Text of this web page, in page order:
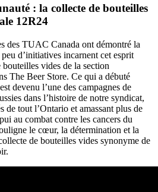
: la collecte de bouteilles
12R24
des TUAC Canada ont démontré la
d’initiatives incarnent cet esprit
vides de la section
The Beer Store. Ce qui a débuté
devenu l’une des campagnes de
dans l’histoire de notre syndicat,
de tout l’Ontario et amassant plus de
au combat contre les cancers du
le cœur, la détermination et la
de bouteilles vides synonyme de